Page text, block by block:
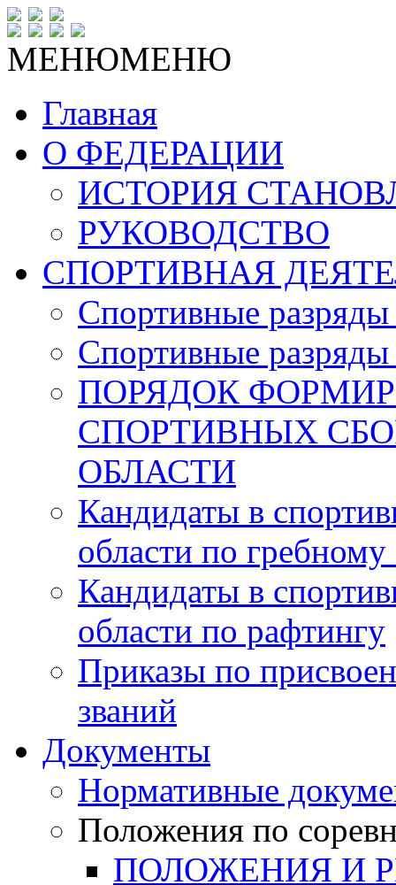
МЕНЮМЕНЮ
Главная
О ФЕДЕРАЦИИ
ИСТОРИЯ
РУКОВОДСТВО
СПОРТИВНАЯ
Спортивные
Спортивные
ПОРЯДОК
СПОРТИВНЫХ
ОБЛАСТИ
Кандидаты в
области по
Кандидаты в
области по рафтингу
Приказы по
званий
Документы
Нормативные
Положения по
ПОЛОЖЕНИЯ И